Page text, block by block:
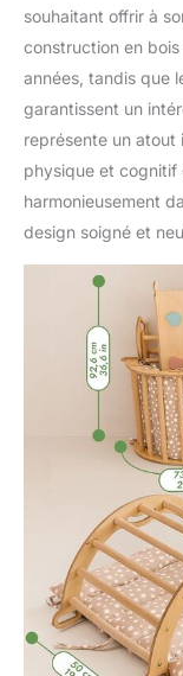
souhaitant offrir à
construction en
années, tandis que
garantissent un
représente un atout
physique et cognitif
harmonieusement
design soigné et